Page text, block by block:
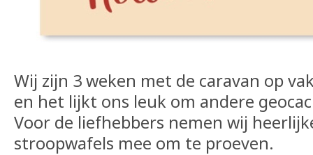
Wij zijn 3 weken met de caravan op
en het lijkt ons leuk om andere
Voor de liefhebbers nemen wij
stroopwafels mee om te proeven.